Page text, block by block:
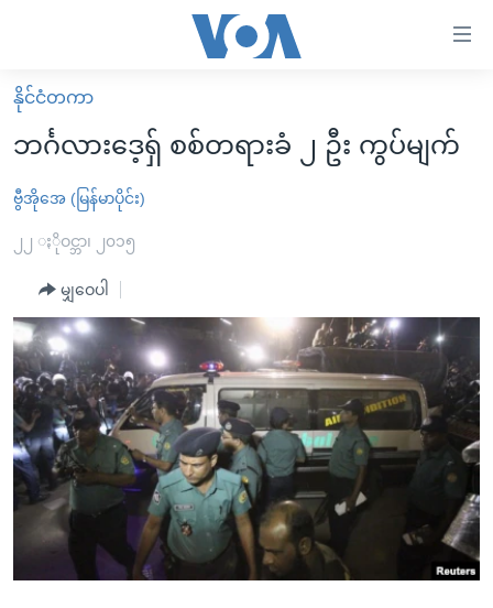
လွယ်ကူ
စေ
Link
များ
အကြောင်းအရာ
သို့
ကျော်
ကြည့်
ရန်
ပင်မ
စာမျက်နှာ
မူလစာမျက်နှာ
မြန်မာ
ကမ္ဘာ့သတင်းများ
နိုင်ငံတကာ
တရုတ်
အစ္စရေး-ပါလက်စတိုင်း
ဗွီဒီယို
ရပ်ဝန်းတခု လမ်းတခု အလွန်
အင်္ဂလိပ်စာလေ့လာမယ်
အမေရိကန်သုံးအီဒီယံ
မကြေးမုံရဲ့ အင်္ဂလိပ်စာ
ရုပ်ရှင်ထဲက အင်္ဂလိပ်စာ
သုတပဒေသာ အင်္ဂလိပ်စာ
အပတ်စဉ်ကဏ္ဍများ
ရေဒီယို
တီဗွီ
ရေဒီယိုနှင့်ရုပ်သံ အချက်အလက်များ
ရေဒီယို/တီဗွီအစီအစဉ်
Learning English
နိုင်ငံတကာ
ဘင်္ဂလားဒေ့ရှ် စစ်တရားခံ ၂ ဦး ကွပ်မျက်
ဗွီအိုအေ (မြန်မာပိုင်း)
၂၂ ႏိုဝင္ဘာ၊ ၂၀၁၅
မျှဝေပါ